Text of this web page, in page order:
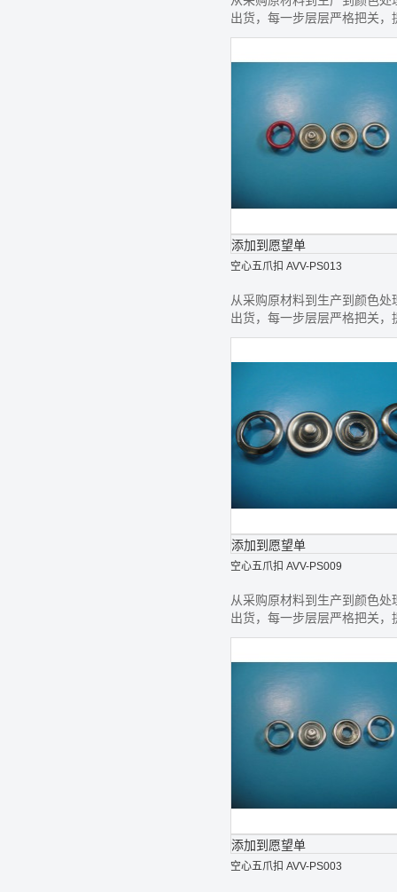
出货，每一步层层严格把关，
最好的钮扣给您
添加到愿望单
空心五爪扣 AVV-PS013
从采购原材料到生产到颜色处
出货，每一步层层严格把关，
最好的钮扣给您
添加到愿望单
空心五爪扣 AVV-PS009
从采购原材料到生产到颜色处
出货，每一步层层严格把关，
最好的钮扣给您
添加到愿望单
空心五爪扣 AVV-PS003